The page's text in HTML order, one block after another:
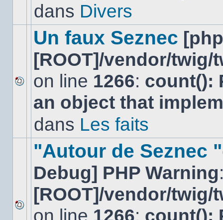
dansdans Divers
Aucun
nouveau
message
Un faux Seznec
[ROOT]/vendor/
on line 1266: count():
an object that
dans Les faits
Aucun
"Autour de Seznec
Debug] PHP Warning
[ROOT]/vendor/
on line 1266: count():